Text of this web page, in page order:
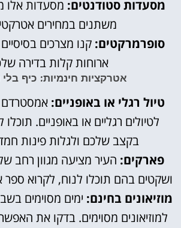
מסעדות סטודנטים: מסעדות אלו
משתנים במחירים
סופרמרקטים: קנו מצרכים
ארוחות קלות בדירה
אטרקציות חינמיות: כיף
טיול רגלי או באופניים: אמסטרדם
לטיולים רגליים או באופניים.
בקצב שלכם ולגלות פינות
פארקים: העיר מציעה מגוון רחב
ושקטים בהם תוכלו לנוח, לקרוא ספר
מוזיאונים בחינם: ימים מסוימים
למוזיאונים מסוימים. בדקו את